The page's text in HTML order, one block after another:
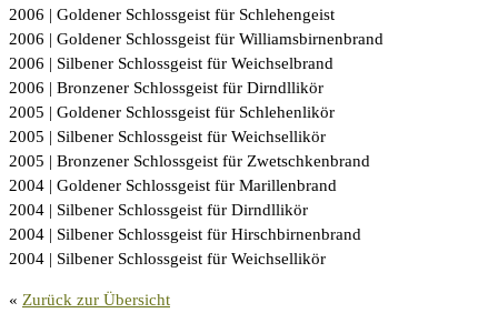
2006 | Goldener Schlossgeist für Schlehengeist
2006 | Goldener Schlossgeist für Williamsbirnenbrand
2006 | Silbener Schlossgeist für Weichselbrand
2006 | Bronzener Schlossgeist für Dirndllikör
2005 | Goldener Schlossgeist für Schlehenlikör
2005 | Silbener Schlossgeist für Weichsellikör
2005 | Bronzener Schlossgeist für Zwetschkenbrand
2004 | Goldener Schlossgeist für Marillenbrand
2004 | Silbener Schlossgeist für Dirndllikör
2004 | Silbener Schlossgeist für Hirschbirnenbrand
2004 | Silbener Schlossgeist für Weichsellikör
« Zurück zur Übersicht